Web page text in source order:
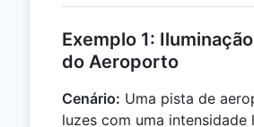
Exemplo 1:
do Aeroporto
Cenário: Uma pista de
luzes com uma intensidade